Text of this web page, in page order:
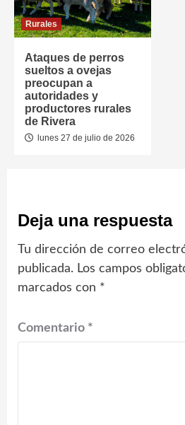
Rurales
Ataques de perros
sueltos a ovejas
preocupan a
autoridades y
productores rurales
de Rivera
lunes 27 de julio de 2026
Deja una respuesta
Tu dirección de correo
publicada. Los campos
marcados con *
Comentario *